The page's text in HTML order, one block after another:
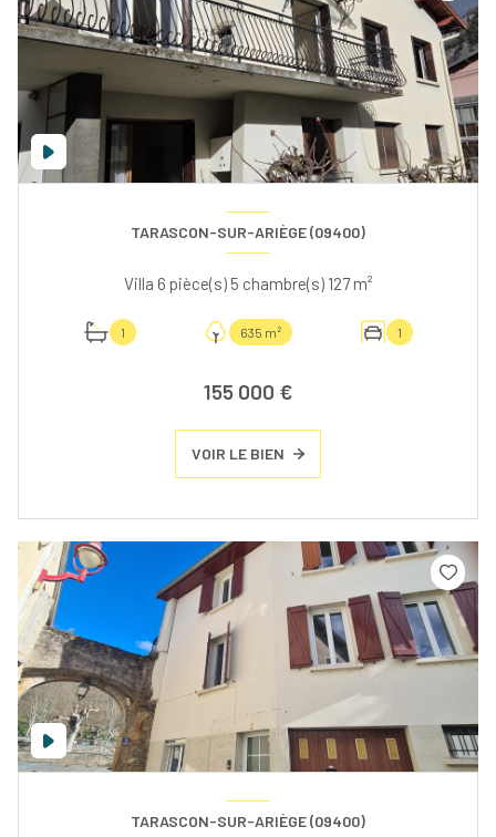
TARASCON-SUR-ARIÈGE (09400)
Villa 6 pièce(s) 5 chambre(s) 127 m²
1 635 m² 1
155 000 €
VOIR LE BIEN
TARASCON-SUR-ARIÈGE (09400)